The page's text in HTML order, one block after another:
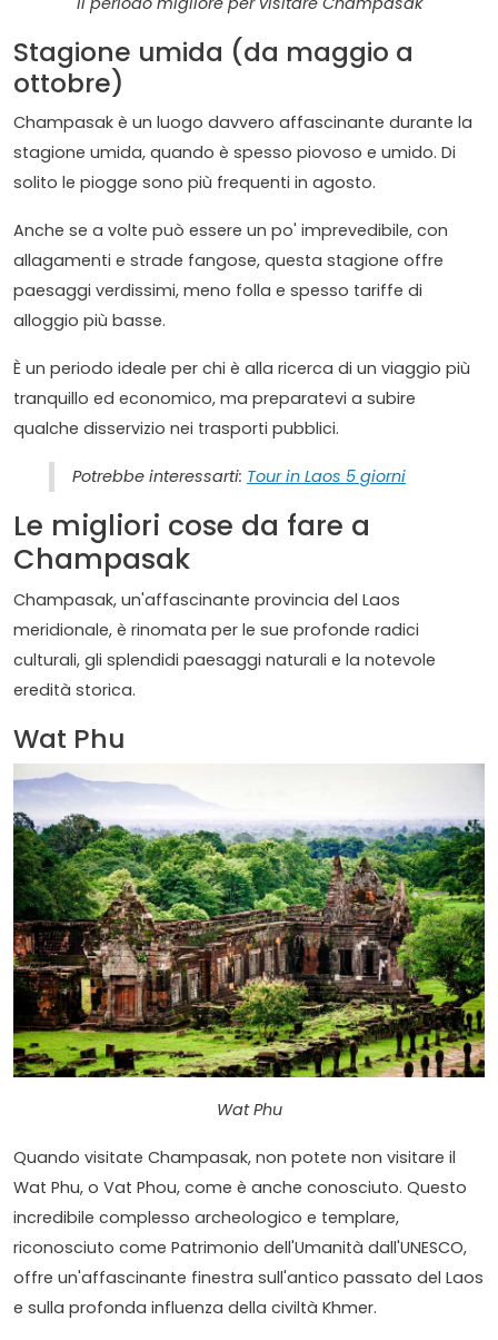
Stagione umida (da maggio a
ottobre)
Champasak è un luogo davvero affascinante durante la
stagione umida, quando è spesso piovoso e umido. Di
solito le piogge sono più frequenti in agosto.
Anche se a volte può essere un po' imprevedibile, con
allagamenti e strade fangose, questa stagione offre
paesaggi verdissimi, meno folla e spesso tariffe di
alloggio più basse.
È un periodo ideale per chi è alla ricerca di un viaggio più
tranquillo ed economico, ma preparatevi a subire
qualche disservizio nei trasporti pubblici.
Potrebbe interessarti: Tour in Laos 5 giorni
Le migliori cose da fare a
Champasak
Champasak, un'affascinante provincia del Laos
meridionale, è rinomata per le sue profonde radici
culturali, gli splendidi paesaggi naturali e la notevole
eredità storica.
Wat Phu
Wat Phu
Quando visitate Champasak, non potete non visitare il
Wat Phu, o Vat Phou, come è anche conosciuto. Questo
incredibile complesso archeologico e templare,
riconosciuto come Patrimonio dell'Umanità dall'UNESCO,
offre un'affascinante finestra sull'antico passato del Laos
e sulla profonda influenza della civiltà Khmer.